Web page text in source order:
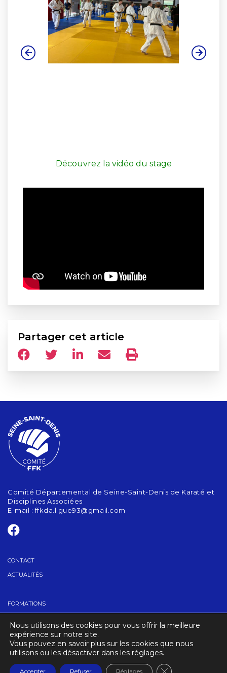
Découvrez la vidéo du stage
Partager cet article
Comité Départemental de Seine-Saint-Denis de Karaté et
Disciplines Associées
E-mail :ffkda.ligue93@gmail.com
CONTACT
ACTUALITÉS
FORMATIONS
TROUVER UN CLUB
CRÉDITS MENTIONS LÉGALES
Nous utilisons des cookies pour vous offrir la meilleure
expérience sur notre site.
Vous pouvez en savoir plus sur les cookies que nous
utilisons ou les désactiver dans les réglages.
Accepter Refuser Réglages Fermer la